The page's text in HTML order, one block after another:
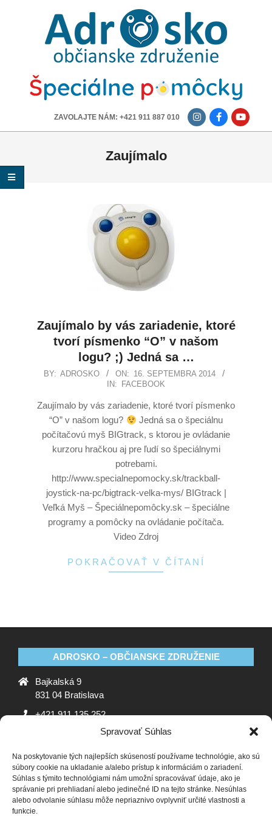
Spravovať Súhlas
Na poskytovanie tých najlepších skúseností používame technológie, ako sú
súbory cookie na ukladanie a/alebo prístup k informáciám o zariadení.
Súhlas s týmito technológiami nám umožní spracovávať údaje, ako je
správanie pri prehliadaní alebo jedinečné ID na tejto stránke. Nesúhlas
alebo odvolanie súhlasu môže nepriaznivo ovplyvniť určité vlastnosti a
funkcie.
ADROSKO
OBČIANSKE
ZDRUŽENIE
ZAVOLAJTE NÁM: +421 911 887 010
Zaujímalo
Zaujímalo by vás zariadenie, ktoré
tvorí písmenko “O” v našom
logu? ;) Jedná sa …
BY: ADROSKO ON: 16. SEPTEMBRA 2014
IN:
FACEBOOK
Zaujímalo by vás zariadenie, ktoré tvorí písmenko
“O” v našom logu?
Jedná sa o špeciálnu
počítačovú myš BIGtrack, s ktorou je ovládanie
kurzoru hračkou aj pre ľudí so špeciálnymi
potrebami.
http://www.specialnepomocky.sk/trackball-
joystick-na-pc/bigtrack-velka-mys/ BIGtrack |
Veľká Myš – Špeciálnepomôcky.sk – špeciálne
programy a pomôcky na ovládanie počítača.
Video Zdroj
POKRAČOVAŤ V ČÍTANÍ
ADROSKO – OBČIANSKE ZDRUŽENIE
Bajkalská 9
831 04 Bratislava
+421 911 135 252
ADROSKO
Stanovy OZ Ochrana osobných údajov
Zásady
používania súborov cookie (EÚ)
Vyhlásenie o ochrane